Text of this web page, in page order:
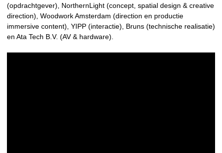
(opdrachtgever), NorthernLight (concept, spatial design & creative
direction), Woodwork Amsterdam (direction en productie
immersive content), YIPP (interactie), Bruns (technische realisatie)
en Ata Tech B.V. (AV & hardware).